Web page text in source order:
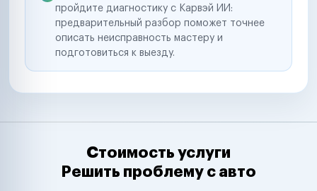
пройдите диагностику с Карвэй ИИ:
предварительный разбор поможет точнее
описать неисправность мастеру и
подготовиться к выезду.
Стоимость услуги
Решить проблему с авто